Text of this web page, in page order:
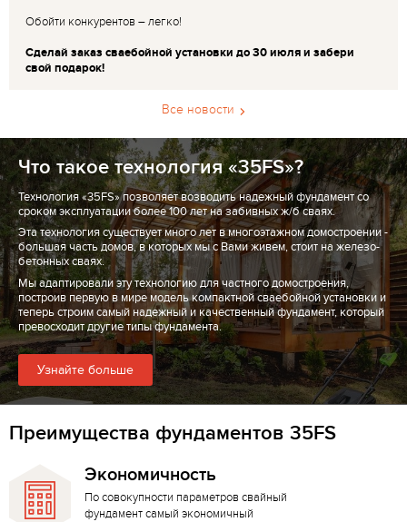
Обойти конкурентов – легко!
Сделай заказ сваебойной установки до 30 июля и забери
свой подарок!
Все новости
Что такое технология «35FS»?
Технология «35FS» позволяет возводить надежный фундамент со
сроком эксплуатации более 100 лет на забивных ж/б сваях.
Эта технология существует много лет в многоэтажном домостроении -
большая часть домов, в которых мы с Вами живем, стоит на железо-
бетонных сваях.
Мы адаптировали эту технологию для частного домостроения,
построив первую в мире модель компактной сваебойной установки и
теперь строим самый надежный и качественный фундамент, который
превосходит другие типы фундамента.
Узнайте больше
Преимущества фундаментов 35FS
Экономичность
По совокупности параметров свайный
фундамент самый экономичный